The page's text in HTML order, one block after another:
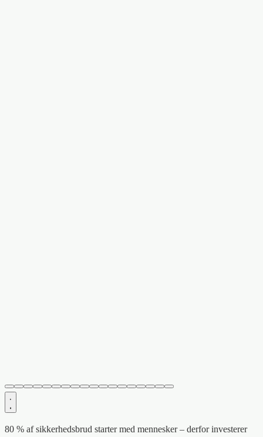
80 % af sikkerhedsbrud starter med mennesker – derfor investerer